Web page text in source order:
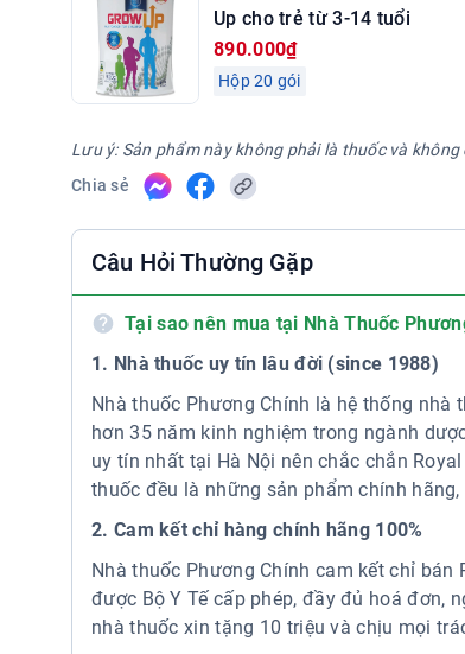
Nhà sản xuất: VIPLUS DAIRY PTY LTD
Địa chỉ: 67 Jetty Road, Toora, VIC 3962,
Địa chỉ: Level 1, 299 Elizabeth Street,
Số ĐKCB: 08/TTVLK/2020
Royal AUSNZ là thương hiệu sữa thuộc
với từng nhóm đối tượng người tiêu dùng,
đoạn khác nhau.
Các sản phẩm sữa của Royal AUSNZ được
theo quy trình kiểm soát chất lượng
theo nguyên tắc “20 – 12”, trong đó sữa
sản phẩm. Royal AUSNZ áp dụng công
hàm lượng dinh dưỡng trong sản phẩm.
Up cho trẻ từ 3-14 tuổi
890.000₫
Hộp 20 gói
Lưu ý: Sản phẩm này không phải là thuốc và
Chia sẻ
Câu Hỏi Thường Gặp
Tại sao nên mua tại Nhà Thuốc
1. Nhà thuốc uy tín lâu đời (since 1988)
Nhà thuốc Phương Chính là hệ thống
hơn 35 năm kinh nghiệm trong ngành
uy tín nhất tại Hà Nội nên chắc chắn
thuốc đều là những sản phẩm chính
2. Cam kết chỉ hàng chính hãng 100%
Nhà thuốc Phương Chính cam kết chỉ bán
được Bộ Y Tế cấp phép, đầy đủ hoá đơn,
nhà thuốc xin tặng 10 triệu và chịu mọi